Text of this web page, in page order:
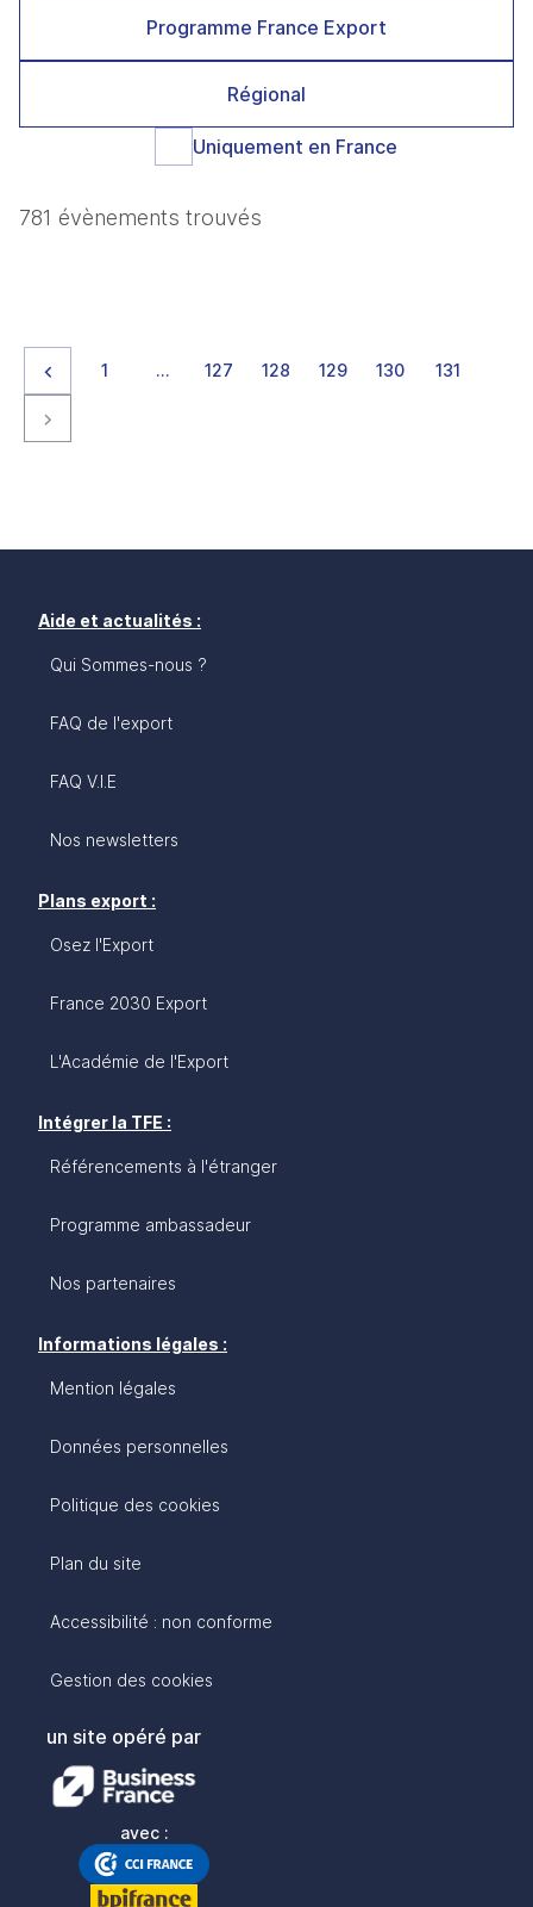
Programme France Export
Régional
Uniquement en France
781 évènements trouvés
Page précédente
page
1 … page
127 page
128 page
129 page
130 page
131
Aide et actualités :
Qui Sommes-nous ?
FAQ de l'export
FAQ V.I.E
Nos newsletters
Plans export :
Osez l'Export
France 2030 Export
L'Académie de l'Export
Intégrer la TFE :
Référencements à l'étranger
Programme ambassadeur
Nos partenaires
Informations légales :
Mention légales
Données personnelles
Politique des cookies
Plan du site
Accessibilité : non conforme
Gestion des cookies
un site opéré par
avec :